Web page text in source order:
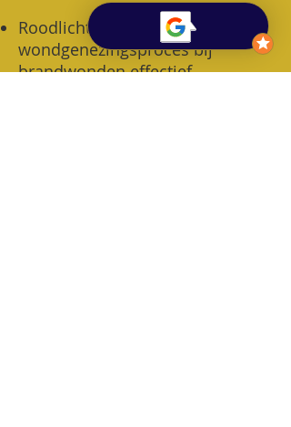
Roodlichttherapie versnelt het
wondgenezingsproces bij
brandwonden effectief.